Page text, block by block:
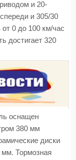
и 20-
и 305/30
от 0 до 100 км/час
достигает 320
оснащен
380 мм
диски
Тормозная